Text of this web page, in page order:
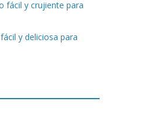
fácil y crujiente para
y deliciosa para